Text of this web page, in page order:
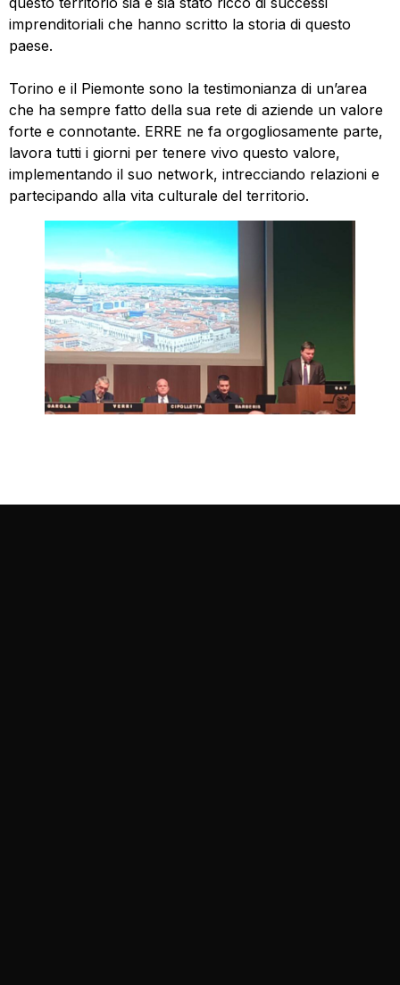
imprenditoriali che hanno scritto la storia di questo
paese.
Torino e il Piemonte sono la testimonianza di un’area
che ha sempre fatto della sua rete di aziende un valore
forte e connotante. ERRE ne fa orgogliosamente parte,
lavora tutti i giorni per tenere vivo questo valore,
implementando il suo network, intrecciando relazioni e
partecipando alla vita culturale del territorio.